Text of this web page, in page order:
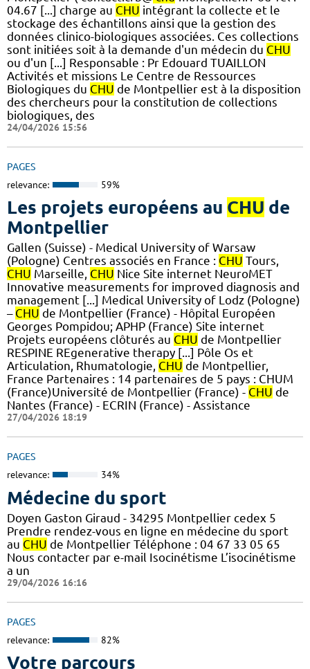
04.67 [...] charge au CHU intégrant la collecte et le
stockage des échantillons ainsi que la gestion des
données clinico-biologiques associées. Ces collections
sont initiées soit à la demande d'un médecin du CHU
ou d'un [...] Responsable : Pr Edouard TUAILLON
Activités et missions Le Centre de Ressources
Biologiques du CHU de Montpellier est à la disposition
des chercheurs pour la constitution de collections
biologiques, des
24/04/2026 15:56
PAGES
relevance: 59%
Les projets européens au CHU de
Montpellier
Gallen (Suisse) - Medical University of Warsaw
(Pologne) Centres associés en France : CHU Tours,
CHU Marseille, CHU Nice Site internet NeuroMET
Innovative measurements for improved diagnosis and
management [...] Medical University of Lodz (Pologne)
– CHU de Montpellier (France) - Hôpital Européen
Georges Pompidou; APHP (France) Site internet
Projets européens clôturés au CHU de Montpellier
RESPINE REgenerative therapy [...] Pôle Os et
Articulation, Rhumatologie, CHU de Montpellier,
France Partenaires : 14 partenaires de 5 pays : CHUM
(France)Université de Montpellier (France) - CHU de
Nantes (France) - ECRIN (France) - Assistance
27/04/2026 18:19
PAGES
relevance: 34%
Médecine du sport
Doyen Gaston Giraud - 34295 Montpellier cedex 5
Prendre rendez-vous en ligne en médecine du sport
au CHU de Montpellier Téléphone : 04 67 33 05 65
Nous contacter par e-mail Isocinétisme L’isocinétisme
a un
29/04/2026 16:16
PAGES
relevance: 82%
Votre parcours